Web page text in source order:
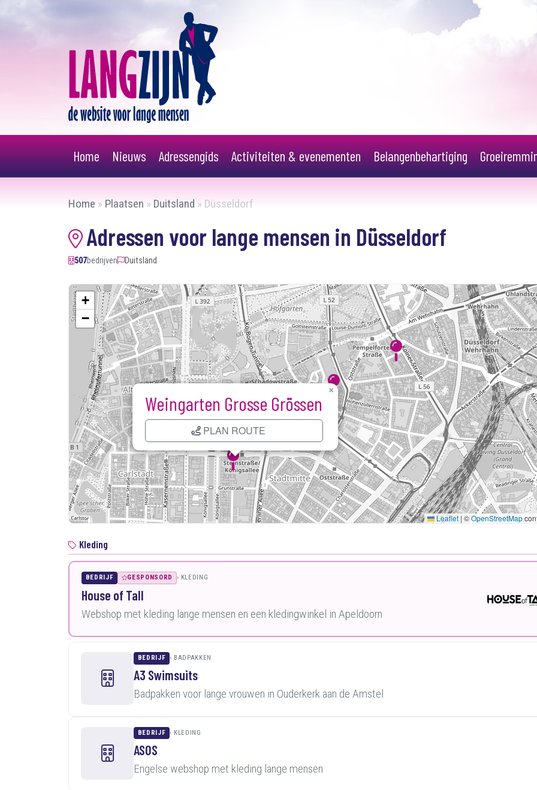
Home Nieuws Adressengids Activiteiten & evenementen Belangenbehartiging
Home » Plaatsen » Duitsland » Düsseldorf
Adressen voor lange mensen in Düsseldorf
507bedrijven Duitsland
Kaart laden...
Weingarten Grosse Grössen
PLAN ROUTE
×
+
−
Leaflet | ©OpenStreetMap
Kleding
BEDRIJF GESPONSORD KLEDING
House of Tall
Webshop met kleding lange mensen en een kledingwinkel in Apeldoorn
BEDRIJF BADPAKKEN
A3 Swimsuits
Badpakken voor lange vrouwen in Ouderkerk aan de Amstel
BEDRIJF KLEDING
ASOS
Engelse webshop met kleding lange mensen